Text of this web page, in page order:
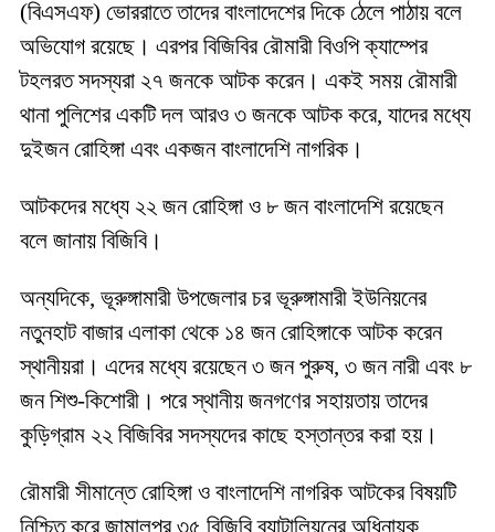
(বিএসএফ) ভোররাতে তাদের বাংলাদেশের দিকে ঠেলে পাঠায় বলে
অভিযোগ রয়েছে। এরপর বিজিবির রৌমারী বিওপি ক্যাম্পের
টহলরত সদস্যরা ২৭ জনকে আটক করেন। একই সময় রৌমারী
থানা পুলিশের একটি দল আরও ৩ জনকে আটক করে, যাদের মধ্যে
দুইজন রোহিঙ্গা এবং একজন বাংলাদেশি নাগরিক।
আটকদের মধ্যে ২২ জন রোহিঙ্গা ও ৮ জন বাংলাদেশি রয়েছেন
বলে জানায় বিজিবি।
অন্যদিকে, ভূরুঙ্গামারী উপজেলার চর ভূরুঙ্গামারী ইউনিয়নের
নতুনহাট বাজার এলাকা থেকে ১৪ জন রোহিঙ্গাকে আটক করেন
স্থানীয়রা। এদের মধ্যে রয়েছেন ৩ জন পুরুষ, ৩ জন নারী এবং ৮
জন শিশু-কিশোরী। পরে স্থানীয় জনগণের সহায়তায় তাদের
কুড়িগ্রাম ২২ বিজিবির সদস্যদের কাছে হস্তান্তর করা হয়।
রৌমারী সীমান্তে রোহিঙ্গা ও বাংলাদেশি নাগরিক আটকের বিষয়টি
নিশ্চিত করে জামালপুর ৩৫ বিজিবি ব্যাটালিয়নের অধিনায়ক